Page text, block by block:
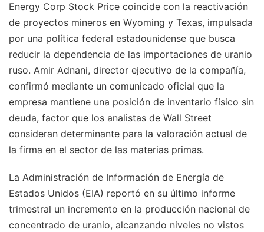
Energy Corp Stock Price coincide con la reactivación
de proyectos mineros en Wyoming y Texas, impulsada
por una política federal estadounidense que busca
reducir la dependencia de las importaciones de uranio
ruso. Amir Adnani, director ejecutivo de la compañía,
confirmó mediante un comunicado oficial que la
empresa mantiene una posición de inventario físico sin
deuda, factor que los analistas de Wall Street
consideran determinante para la valoración actual de
la firma en el sector de las materias primas.
La Administración de Información de Energía de
Estados Unidos (EIA) reportó en su último informe
trimestral un incremento en la producción nacional de
concentrado de uranio, alcanzando niveles no vistos